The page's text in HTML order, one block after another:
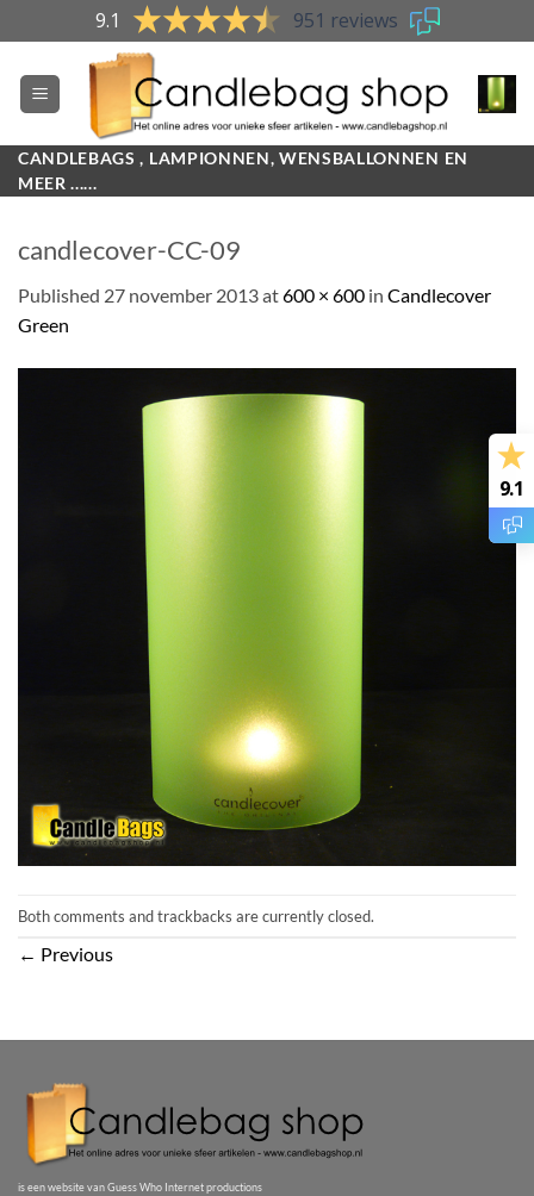
to
content
9.1 951 reviews
CANDLEBAGS , LAMPIONNEN, WENSBALLONNEN EN
MEER ......
candlecover-CC-09
Published 27 november 2013at600 × 600 in Candlecover
Green
Both comments and trackbacks are currently closed.
← Previous
is een website van Guess Who Internet productions
9.1